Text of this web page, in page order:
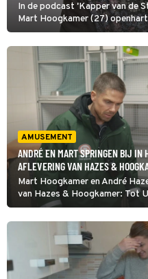
In de podcast 'Kapper van de
Mart Hoogkamer (27)
afwezigheid van zijn vader. 'Hij
dan wisten we niet waar hij
AMUSEMENT
ANDRÉ EN MART SPRINGEN BIJ
AFLEVERING VAN HAZES &
Mart Hoogkamer en André
van Hazes & Hoogkamer: Tot
om naar de Zaanse Schans te
dierenasiel. Mart mag mee op